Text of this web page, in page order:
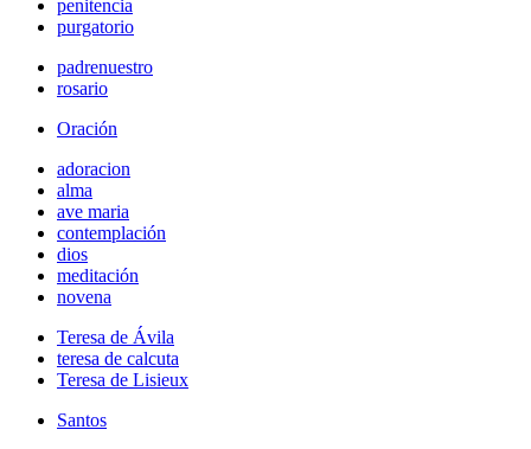
penitencia
purgatorio
padrenuestro
rosario
Oración
adoracion
alma
ave maria
contemplación
dios
meditación
novena
Teresa de Ávila
teresa de calcuta
Teresa de Lisieux
Santos